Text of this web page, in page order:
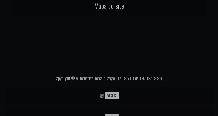
Mapa do site
Copyright © Alternativa Terceirização. (Lei 9610 de 19/02/1998)
W3C